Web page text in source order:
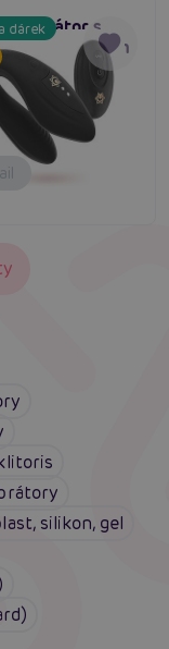
dárek
vibrátor s
ovladačem
KAMA Black
vyprodané
Kč
silikon, gel